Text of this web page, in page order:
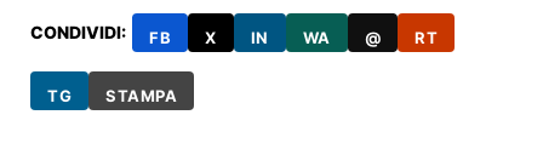
CONDIVIDI: FB X IN WA @ RT
TG STAMPA